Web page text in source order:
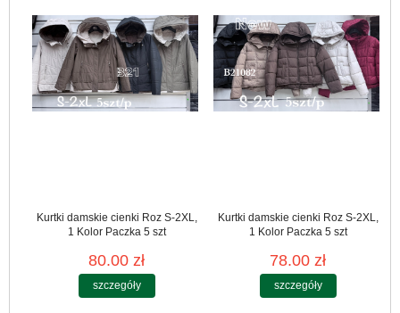
Kurtki damskie cienki Roz S-2XL,
1 Kolor Paczka 5 szt
80.00 zł
szczegóły
Kurtki damskie cienki Roz S-2XL,
1 Kolor Paczka 5 szt
78.00 zł
szczegóły